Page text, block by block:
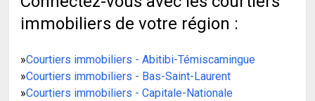
immobiliers de votre région :
»Courtiers immobiliers - Abitibi-Témiscamingue
»Courtiers immobiliers - Bas-Saint-Laurent
»Courtiers immobiliers - Capitale-Nationale